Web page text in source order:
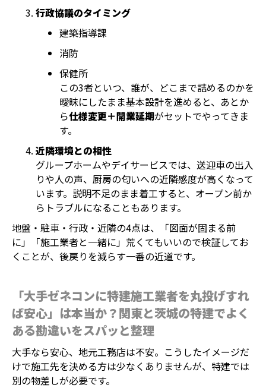
行政協議のタイミング
建築指導課
消防
保健所
この3者といつ、誰が、どこまで詰めるのかを
曖昧にしたまま基本設計を進めると、あとか
ら仕様変更＋開業延期がセットでやってきま
す。
近隣環境との相性
グループホームやデイサービスでは、送迎車の出入
りや人の声、厨房の匂いへの近隣感度が高くなって
います。説明不足のまま着工すると、オープン前か
らトラブルになることもあります。
地盤・駐車・行政・近隣の4点は、「図面が固まる前
に」「施工業者と一緒に」荒くてもいいので検証してお
くことが、後戻りを減らす一番の近道です。
「大手ゼネコンに特建施工業者を丸投げすれ
ば安心」は本当か？関東と茨城の特建でよく
ある勘違いをスパッと整理
大手なら安心、地元工務店は不安。こうしたイメージだ
けで施工先を決める方は少なくありませんが、特建では
別の物差しが必要です。